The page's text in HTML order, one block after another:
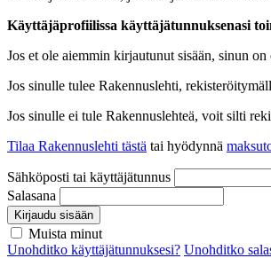
Käyttäjäprofiilissa käyttäjätunnuksenasi
Jos et ole aiemmin kirjautunut sisään, sinun on
Jos sinulle tulee Rakennuslehti,
Jos sinulle ei tule Rakennuslehteä, voit silti
Tilaa Rakennuslehti tästä tai hyödynnä
Sähköposti tai käyttäjätunnus
Salasana
Kirjaudu sisään
Muista minut
Unohditko käyttäjätunnuksesi? Unohditko